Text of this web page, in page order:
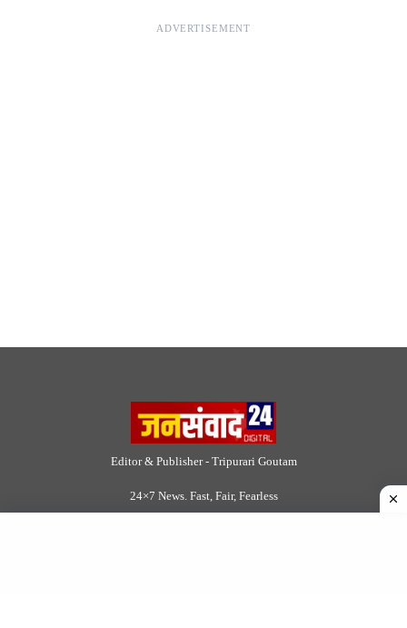
ADVERTISEMENT
Editor & Publisher - Tripurari Goutam
24×7 News. Fast, Fair, Fearless